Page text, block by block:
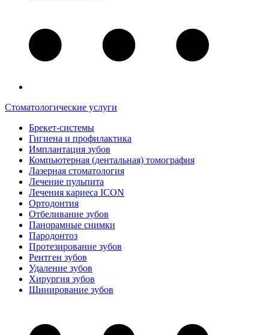
Стоматологические услуги
Брекет-системы
Гигиена и профилактика
Имплантация зубов
Компьютерная (дентальная) томография
Лазерная стоматология
Лечение пульпита
Лечения кариеса ICON
Ортодонтия
Отбеливание зубов
Панорамные снимки
Пародонтоз
Протезирование зубов
Рентген зубов
Удаление зубов
Хирургия зубов
Шинирование зубов